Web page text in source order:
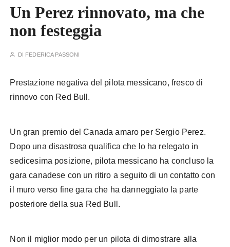
Un Perez rinnovato, ma che
non festeggia
DI FEDERICA PASSONI
Prestazione negativa del pilota messicano, fresco di
rinnovo con Red Bull.
Un gran premio del Canada amaro per Sergio Perez.
Dopo una disastrosa qualifica che lo ha relegato in
sedicesima posizione, pilota messicano ha concluso la
gara canadese con un ritiro a seguito di un contatto con
il muro verso fine gara che ha danneggiato la parte
posteriore della sua Red Bull.
Non il miglior modo per un pilota di dimostrare alla